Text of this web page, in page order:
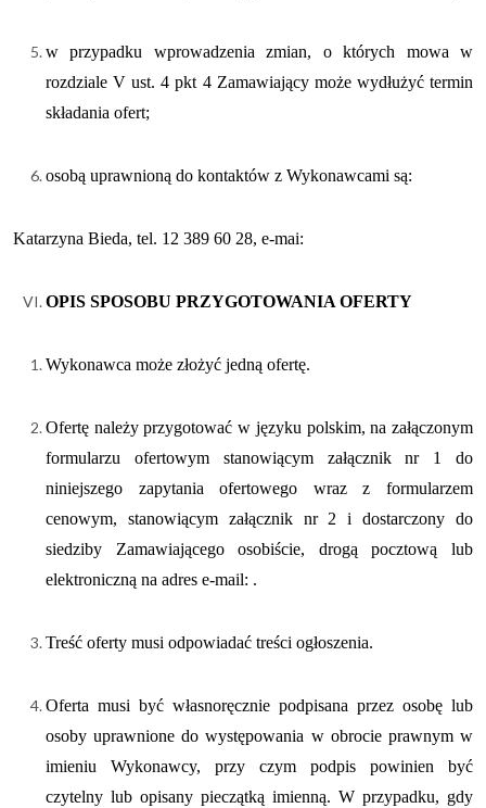
w przypadku wprowadzenia zmian, o których mowa w
rozdziale V ust. 4 pkt 4 Zamawiający może wydłużyć termin
składania ofert;
osobą uprawnioną do kontaktów z Wykonawcami są:
Katarzyna Bieda, tel. 12 389 60 28, e-mai:
OPIS SPOSOBU PRZYGOTOWANIA OFERTY
Wykonawca może złożyć jedną ofertę.
Ofertę należy przygotować w języku polskim, na załączonym
formularzu ofertowym stanowiącym załącznik nr 1 do
niniejszego zapytania ofertowego wraz z formularzem
cenowym, stanowiącym załącznik nr 2 i dostarczony do
siedziby Zamawiającego osobiście, drogą pocztową lub
elektroniczną na adres e-mail: .
Treść oferty musi odpowiadać treści ogłoszenia.
Oferta musi być własnoręcznie podpisana przez osobę lub
osoby uprawnione do występowania w obrocie prawnym w
imieniu Wykonawcy, przy czym podpis powinien być
czytelny lub opisany pieczątką imienną. W przypadku, gdy